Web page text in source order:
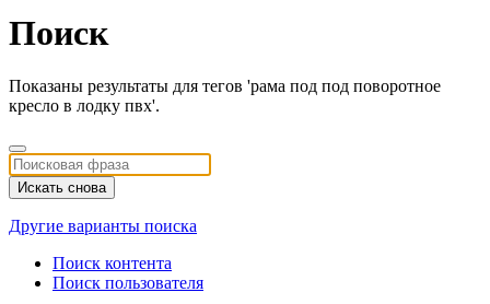
Поиск
Показаны результаты для тегов 'рама под под поворотное
кресло в лодку пвх'.
Искать снова
Другие варианты поиска
Поиск контента
Поиск пользователя